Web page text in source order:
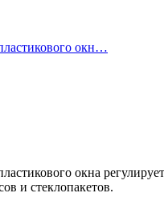
окн…
окна
и стеклопакетов.